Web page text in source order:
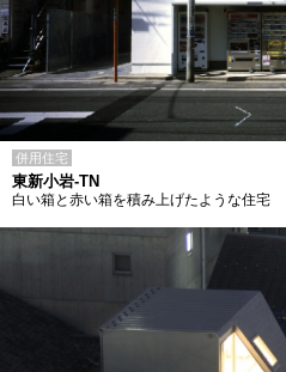
併用住宅
東新小岩-TN
白い箱と赤い箱を積み上げたような住宅